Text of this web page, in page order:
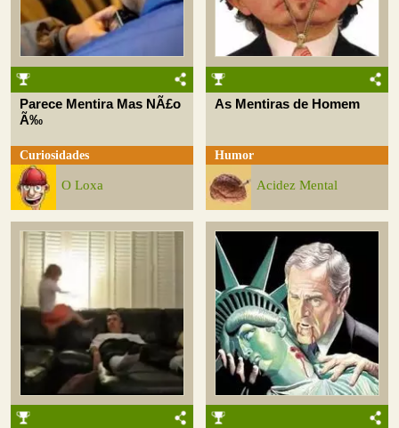
Parece Mentira Mas NÃ£o
Ã‰
Curiosidades
O Loxa
As Mentiras de Homem
Humor
Acidez Mental